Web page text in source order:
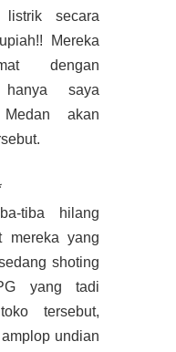
listrik secara
Mereka
dengan
hanya saya
akan
tiba hilang
mereka yang
shoting
yang tadi
tersebut,
undian